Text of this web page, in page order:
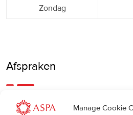
Manage Cookie
Zondag
Afspraken
Een eerdere of latere afspraak is